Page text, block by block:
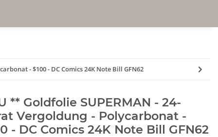
- $100 - DC Comics 24K Note Bill GFN62
** Goldfolie SUPERMAN - 24-
Vergoldung - Polycarbonat -
- DC Comics 24K Note Bill GFN62